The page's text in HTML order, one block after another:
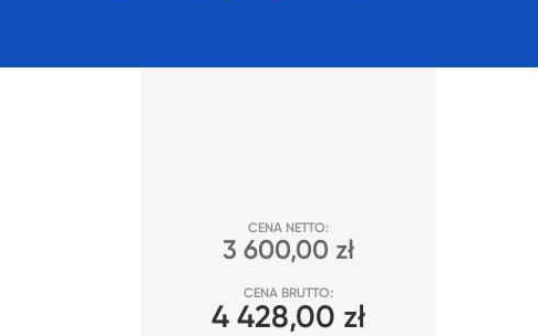
CENA NETTO:
3 600,00 zł
CENA BRUTTO:
4 428,00 zł